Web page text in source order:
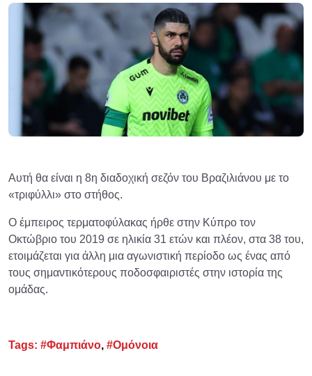
Αυτή θα είναι η 8η διαδοχική σεζόν του Βραζιλιάνου με το
«τριφύλλι» στο στήθος.
Ο έμπειρος τερματοφύλακας ήρθε στην Κύπρο τον
Οκτώβριο του 2019 σε ηλικία 31 ετών και πλέον, στα 38 του,
ετοιμάζεται για άλλη μια αγωνιστική περίοδο ως ένας από
τους σημαντικότερους ποδοσφαιριστές στην ιστορία της
ομάδας.
Tags: #Φαμπιάνο, #Ομόνοια